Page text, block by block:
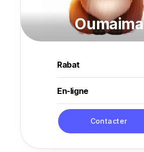
Oumaima
Rabat
En-ligne
Contacter